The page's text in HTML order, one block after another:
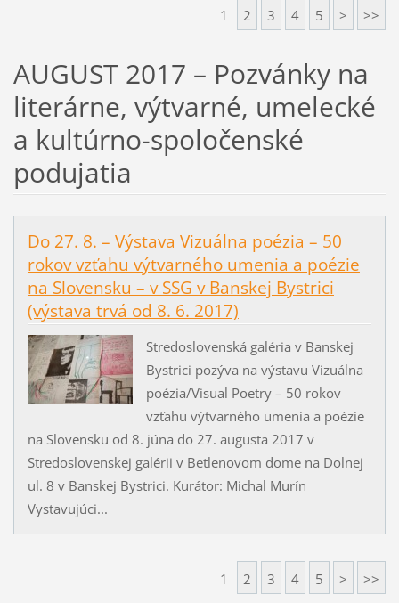
1 2 3 4 5 > >>
AUGUST 2017 – Pozvánky na
literárne, výtvarné, umelecké
a kultúrno-spoločenské
podujatia
Do 27. 8. – Výstava Vizuálna poézia – 50
rokov vzťahu výtvarného umenia a poézie
na Slovensku – v SSG v Banskej Bystrici
(výstava trvá od 8. 6. 2017)
Stredoslovenská galéria v Banskej
Bystrici pozýva na výstavu Vizuálna
poézia/Visual Poetry – 50 rokov
vzťahu výtvarného umenia a poézie
na Slovensku od 8. júna do 27. augusta 2017 v
Stredoslovenskej galérii v Betlenovom dome na Dolnej
ul. 8 v Banskej Bystrici. Kurátor: Michal Murín
Vystavujúci...
1 2 3 4 5 > >>